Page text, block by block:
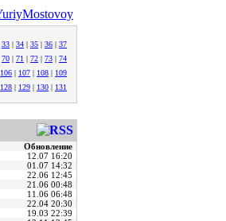
33 | 34 | 35 | 36 | 37
70 | 71 | 72 | 73 | 74
106 | 107 | 108 | 109
128 | 129 | 130 | 131
Обновление
12.07 16:20
01.07 14:32
22.06 12:45
21.06 00:48
11.06 06:48
22.04 20:30
19.03 22:39